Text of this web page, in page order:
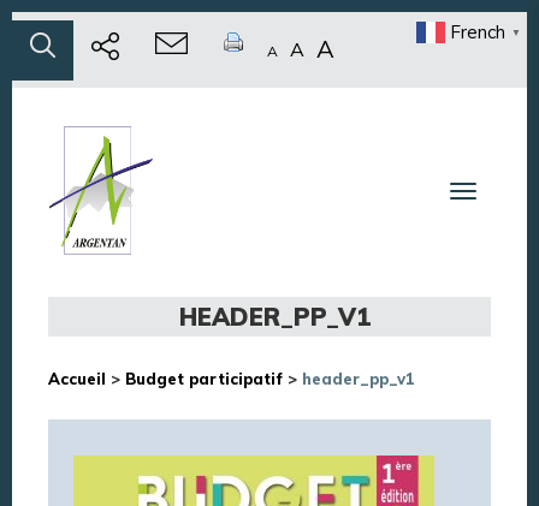
A A A
French ▼
Toggle
HEADER_PP_V1
Accueil > Budget participatif > header_pp_v1